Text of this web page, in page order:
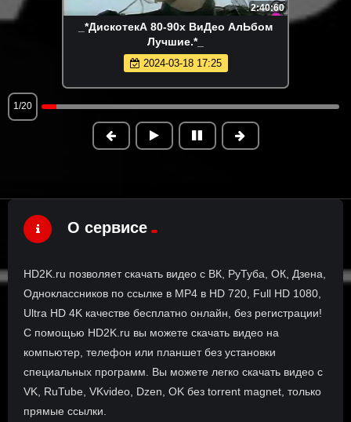
2:40:60
_*ДискотекА 80-90х ВиДео АлЬбом
Лучшие.*_
2024-03-18 17:25
1/20
О сервисе
HD2K.ru позволяет скачать видео с ВК, РуТуба, ОК, Дзена,
Одноклассников по ссылке в MP4 в HD 720, Full HD 1080,
Ultra HD 4K качестве бесплатно онлайн, без регистрации!
С помощью HD2K.ru вы можете скачать видео на
компьютер, телефон или планшет без установки
специальных программ. Вы можете легко скачать видео с
VK, RuTube, VKvideo, Dzen, OK без torrent magnet, только
прямые ссылки.